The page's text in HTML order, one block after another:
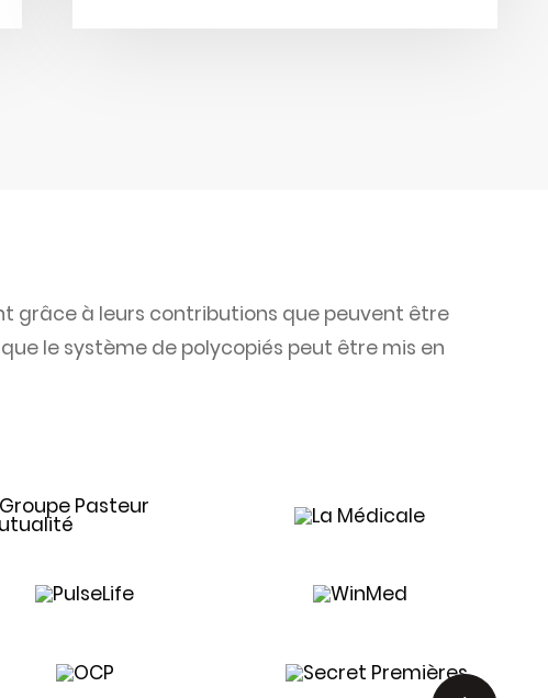
grâce à leurs contributions que peuvent être
le système de polycopiés peut être mis en